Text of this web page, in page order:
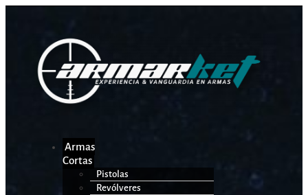
Armas
Cortas
Pistolas
Revólveres